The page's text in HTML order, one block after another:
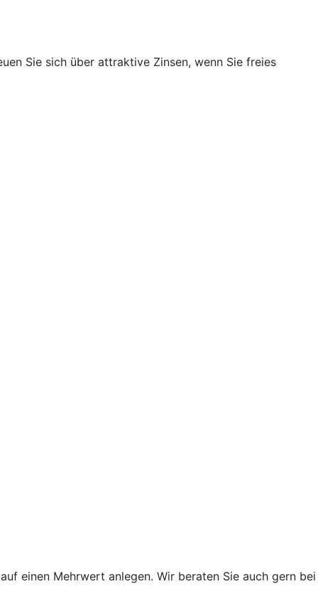
Sie sich über attraktive Zinsen, wenn Sie freies
einen Mehrwert anlegen. Wir beraten Sie auch gern bei